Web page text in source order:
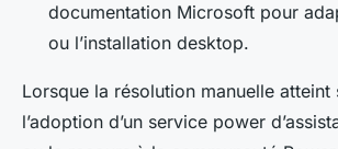
documentation Microsoft pour
ou l’installation desktop.
Lorsque la résolution manuelle atteint
l’adoption d’un service power